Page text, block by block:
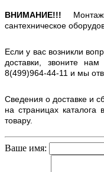
ВНИМАНИЕ!!!
сантехническое
Если у вас возникли
доставки, звоните
8(499)964-44-11 и мы
Сведения о доставке и
на страницах
товару.
Ваше имя: